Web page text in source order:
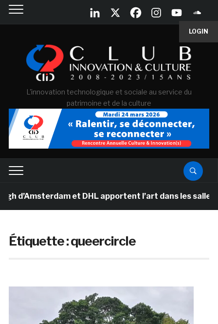
LOGIN
L'innovation technologique et sociale au service du
patrimoine et de la culture
et DHL apportent l’art dans les salles de
Étiquette :queercircle